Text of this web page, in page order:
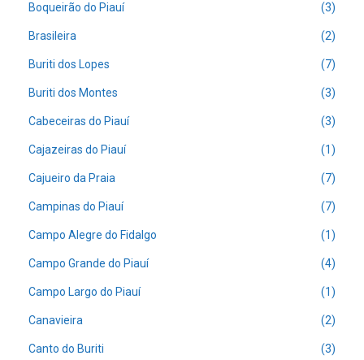
Boqueirão do Piauí (3)
Brasileira (2)
Buriti dos Lopes (7)
Buriti dos Montes (3)
Cabeceiras do Piauí (3)
Cajazeiras do Piauí (1)
Cajueiro da Praia (7)
Campinas do Piauí (7)
Campo Alegre do Fidalgo (1)
Campo Grande do Piauí (4)
Campo Largo do Piauí (1)
Canavieira (2)
Canto do Buriti (3)